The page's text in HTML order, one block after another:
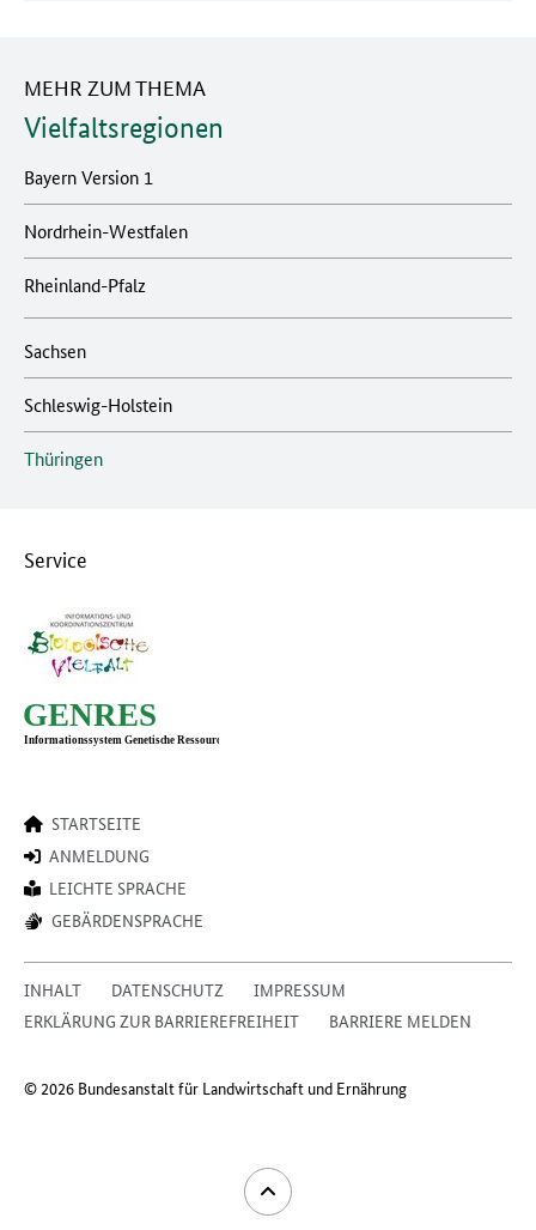
MEHR ZUM THEMA
Vielfaltsregionen
Bayern Version 1
Nordrhein-Westfalen
Rheinland-Pfalz
Sachsen
Schleswig-Holstein
Thüringen
Service
STARTSEITE
ANMELDUNG
LEICHTE SPRACHE
GEBÄRDENSPRACHE
INHALT DATENSCHUTZ
IMPRESSUM
ERKLÄRUNG ZUR BARRIEREFREIHEIT
BARRIERE MELDEN
© 2026 Bundesanstalt für Landwirtschaft und Ernährung